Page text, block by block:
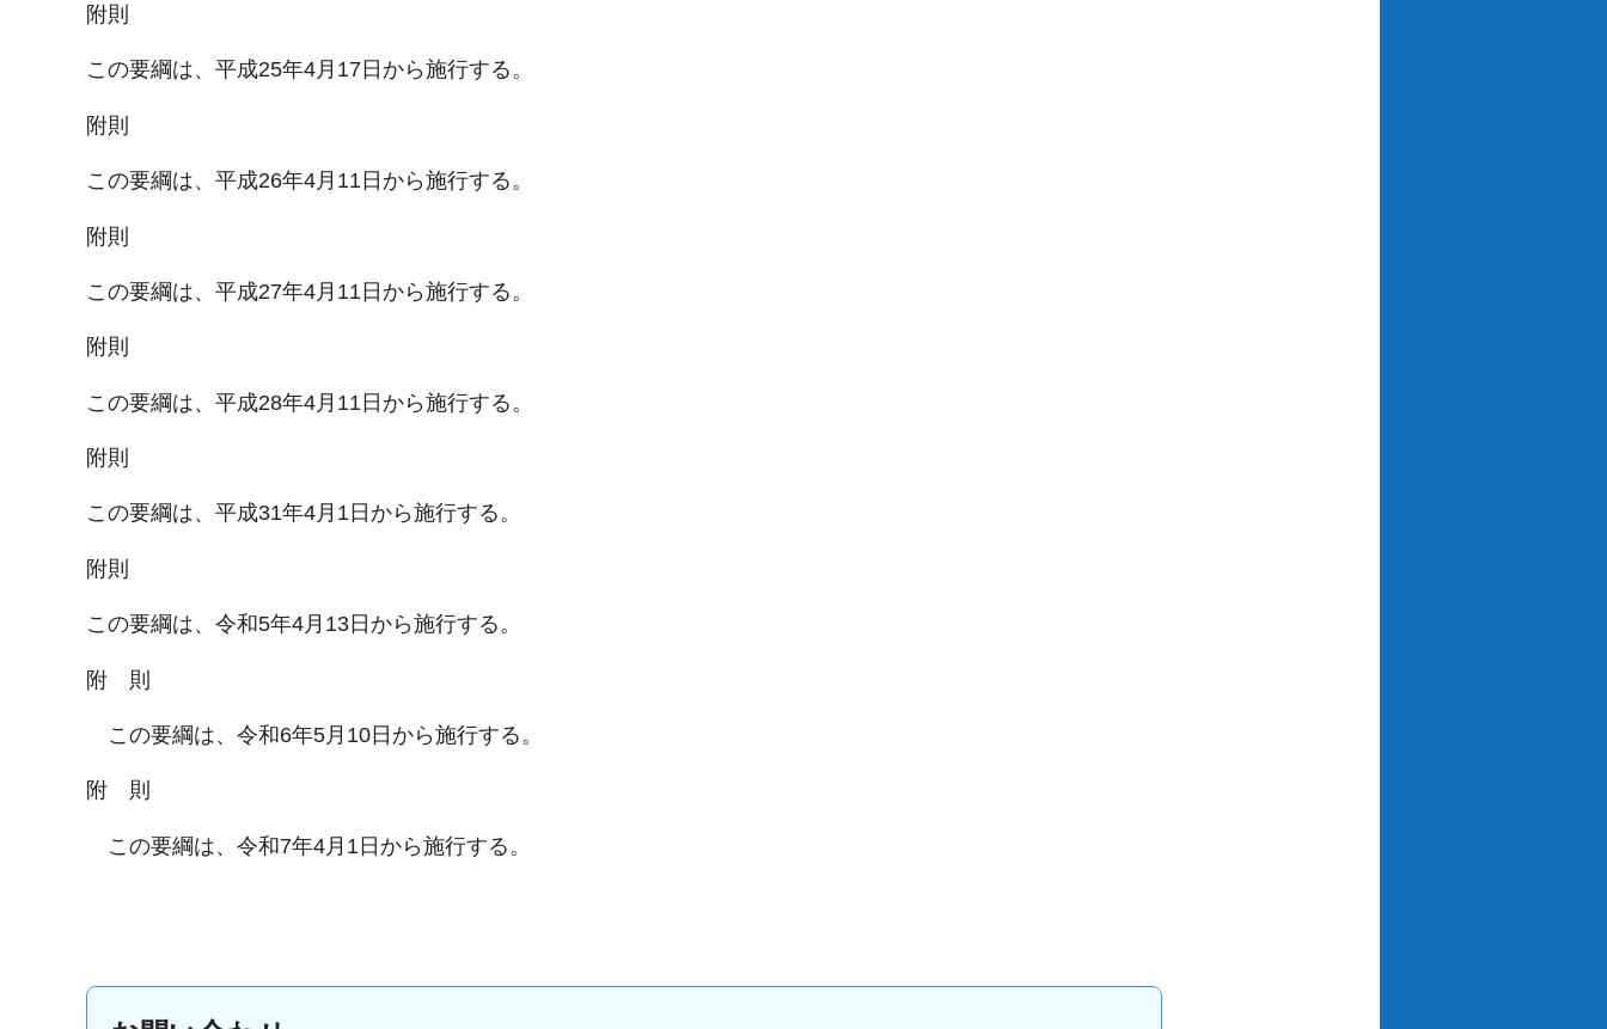
附則
この要綱は、平成25年4月17日から施行する。
附則
この要綱は、平成26年4月11日から施行する。
附則
この要綱は、平成27年4月11日から施行する。
附則
この要綱は、平成28年4月11日から施行する。
附則
この要綱は、平成31年4月1日から施行する。
附則
この要綱は、令和5年4月13日から施行する。
附 則
この要綱は、令和6年5月10日から施行する。
附 則
この要綱は、令和7年4月1日から施行する。